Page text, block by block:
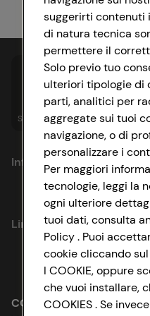
Spesa online Assicurazioni
Informazioni
Privacy Policy
Cookie Policy
Impostazioni Cookie
Accessibilità
Link utili
Lavora con noi
Le cooperative
CONAD SOCIETÀ
suggerirti contenuti
di natura tecnica
permettere il
Solo previo tuo
ulteriori tipologie di
parti, analitici per
aggregate sui tuoi
navigazione, o di
personalizzare i
Per maggiori
tecnologie, leggi la
ogni ulteriore
tuoi dati, consulta
Policy . Puoi
cookie cliccando sul
I COOKIE, oppure
che vuoi installare,
COOKIES . Se